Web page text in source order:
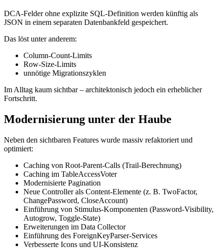
DCA-Felder ohne explizite SQL-Definition werden künftig als
JSON in einem separaten Datenbankfeld gespeichert.
Das löst unter anderem:
Column-Count-Limits
Row-Size-Limits
unnötige Migrationszyklen
Im Alltag kaum sichtbar – architektonisch jedoch ein erheblicher
Fortschritt.
Modernisierung unter der Haube
Neben den sichtbaren Features wurde massiv refaktoriert und
optimiert:
Caching von Root-Parent-Calls (Trail-Berechnung)
Caching im TableAccessVoter
Modernisierte Pagination
Neue Controller als Content-Elemente (z. B. TwoFactor,
ChangePassword, CloseAccount)
Einführung von Stimulus-Komponenten (Password-Visibility,
Autogrow, Toggle-State)
Erweiterungen im Data Collector
Einführung des ForeignKeyParser-Services
Verbesserte Icons und UI-Konsistenz